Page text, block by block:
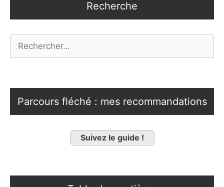
Recherche
Parcours fléché : mes recommandations
Suivez le guide !